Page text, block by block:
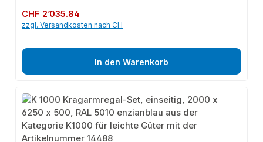
Regulärer Preis:
CHF 2’035.84
zzgl. Versandkosten nach CH
In den Warenkorb